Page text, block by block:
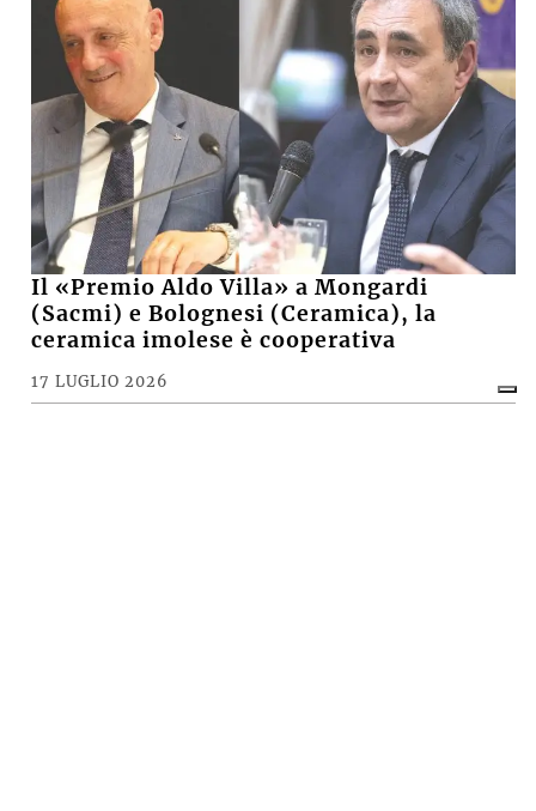
Il «Premio Aldo Villa» a Mongardi
(Sacmi) e Bolognesi (Ceramica), la
ceramica imolese è cooperativa
17 LUGLIO 2026